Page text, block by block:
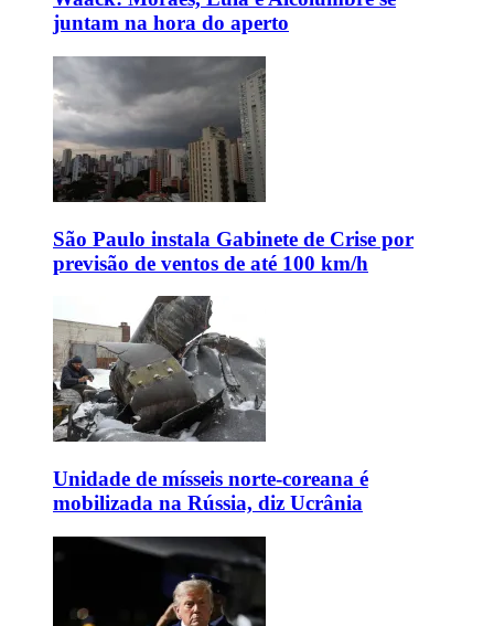
juntam na hora do aperto
São Paulo instala Gabinete de Crise por
previsão de ventos de até 100 km/h
Unidade de mísseis norte-coreana é
mobilizada na Rússia, diz Ucrânia